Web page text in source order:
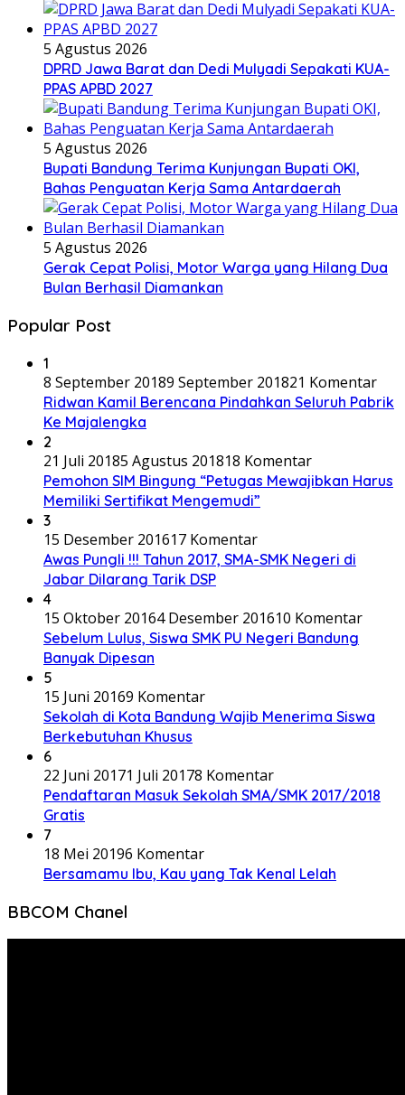
5 Agustus 2026
DPRD Jawa Barat dan Dedi Mulyadi Sepakati KUA-
PPAS APBD 2027
5 Agustus 2026
Bupati Bandung Terima Kunjungan Bupati OKI,
Bahas Penguatan Kerja Sama Antardaerah
5 Agustus 2026
Gerak Cepat Polisi, Motor Warga yang Hilang Dua
Bulan Berhasil Diamankan
Popular Post
1
8 September 20189 September 201821 Komentar
Ridwan Kamil Berencana Pindahkan Seluruh Pabrik
Ke Majalengka
2
21 Juli 20185 Agustus 201818 Komentar
Pemohon SIM Bingung “Petugas Mewajibkan Harus
Memiliki Sertifikat Mengemudi”
3
15 Desember 201617 Komentar
Awas Pungli !!! Tahun 2017, SMA-SMK Negeri di
Jabar Dilarang Tarik DSP
4
15 Oktober 20164 Desember 201610 Komentar
Sebelum Lulus, Siswa SMK PU Negeri Bandung
Banyak Dipesan
5
15 Juni 20169 Komentar
Sekolah di Kota Bandung Wajib Menerima Siswa
Berkebutuhan Khusus
6
22 Juni 20171 Juli 20178 Komentar
Pendaftaran Masuk Sekolah SMA/SMK 2017/2018
Gratis
7
18 Mei 20196 Komentar
Bersamamu Ibu, Kau yang Tak Kenal Lelah
BBCOM Chanel